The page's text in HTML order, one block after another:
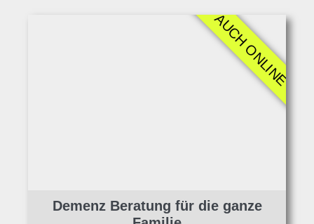
Demenz Beratung für die ganze
AUCH ONLINE